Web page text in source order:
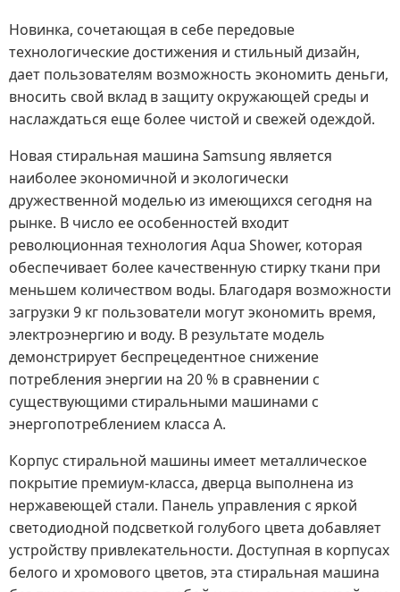
Новинка, сочетающая в себе передовые
технологические достижения и стильный дизайн,
дает пользователям возможность экономить деньги,
вносить свой вклад в защиту окружающей среды и
наслаждаться еще более чистой и свежей одеждой.
Новая стиральная машина Samsung является
наиболее экономичной и экологически
дружественной моделью из имеющихся сегодня на
рынке. В число ее особенностей входит
революционная технология Aqua Shower, которая
обеспечивает более качественную стирку ткани при
меньшем количеством воды. Благодаря возможности
загрузки 9 кг пользователи могут экономить время,
электроэнергию и воду. В результате модель
демонстрирует беспрецедентное снижение
потребления энергии на 20 % в сравнении с
существующими стиральными машинами с
энергопотреблением класса А.
Корпус стиральной машины имеет металлическое
покрытие премиум-класса, дверца выполнена из
нержавеющей стали. Панель управления с яркой
светодиодной подсветкой голубого цвета добавляет
устройству привлекательности. Доступная в корпусах
белого и хромового цветов, эта стиральная машина